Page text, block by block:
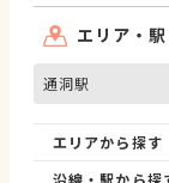
エリア・駅
通洞駅
エリアから探す
沿線・駅から探